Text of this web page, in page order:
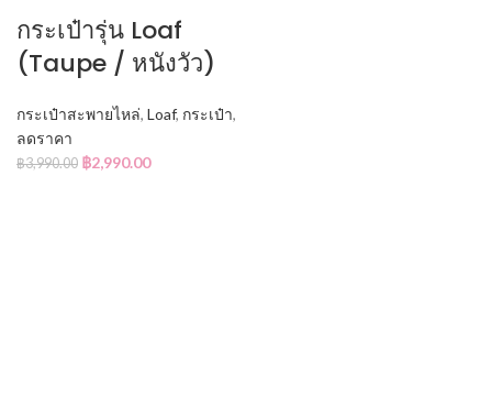
กระเป๋ารุ่น Loaf
(Taupe / หนังวัว)
กระเป๋าสะพายไหล่, Loaf, กระเป๋า,
ลดราคา
฿3,990.00 ฿2,990.00